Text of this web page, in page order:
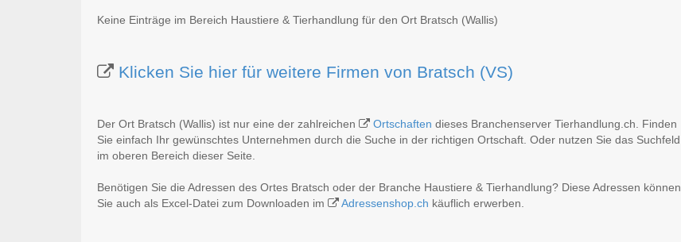
Keine Einträge im Bereich Haustiere & Tierhandlung für den Ort Bratsch (Wallis)
Klicken Sie hier für weitere Firmen von Bratsch (VS)
Der Ort Bratsch (Wallis) ist nur eine der zahlreichen Ortschaften dieses Branchenserver Tierhandlung.ch. Finden
Sie einfach Ihr gewünschtes Unternehmen durch die Suche in der richtigen Ortschaft. Oder nutzen Sie das Suchfeld
im oberen Bereich dieser Seite.
Benötigen Sie die Adressen des Ortes Bratsch oder der Branche Haustiere & Tierhandlung? Diese Adressen können
Sie auch als Excel-Datei zum Downloaden im
Adressenshop.ch käuflich erwerben.